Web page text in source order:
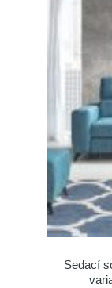
Sedací